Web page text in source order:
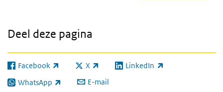
Deel deze pagina
Facebook
(externe link) X
(externe link) LinkedIn
(externe link)
WhatsApp
(externe link) E-mail